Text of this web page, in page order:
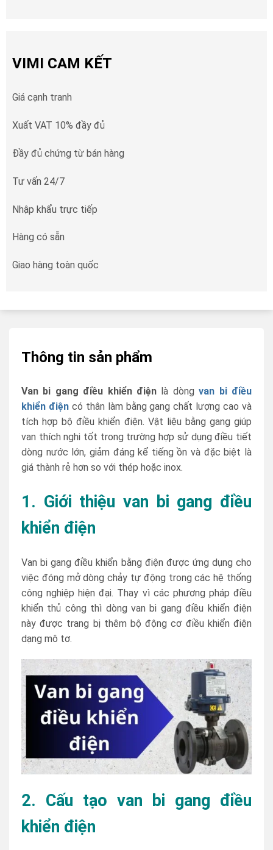
VIMI CAM KẾT
Giá cạnh tranh
Xuất VAT 10% đầy đủ
Đầy đủ chứng từ bán hàng
Tư vấn 24/7
Nhập khẩu trực tiếp
Hàng có sẵn
Giao hàng toàn quốc
Thông tin sản phẩm
Van bi gang điều khiển điện là dòngvan bi điều
khiển điệncó thân làm bằng gang chất lượng cao và
tích hợp bộ điều khiển điện. Vật liệu bằng gang giúp
van thích nghi tốt trong trường hợp sử dụng điều tiết
dòng nước lớn, giảm đáng kể tiếng ồn và đặc biệt là
giá thành rẻ hơn so với thép hoặc inox.
1. Giới thiệu van bi gang điều
khiển điện
Van bi gang điều khiển bằng điện được ứng dụng cho
việc đóng mở dòng chảy tự động trong các hệ thống
công nghiệp hiện đại. Thay vì các phương pháp điều
khiển thủ công thì dòng van bi gang điều khiển điện
này được trang bị thêm bộ động cơ điều khiển điện
dạng mô tơ.
2. Cấu tạo van bi gang điều
khiển điện